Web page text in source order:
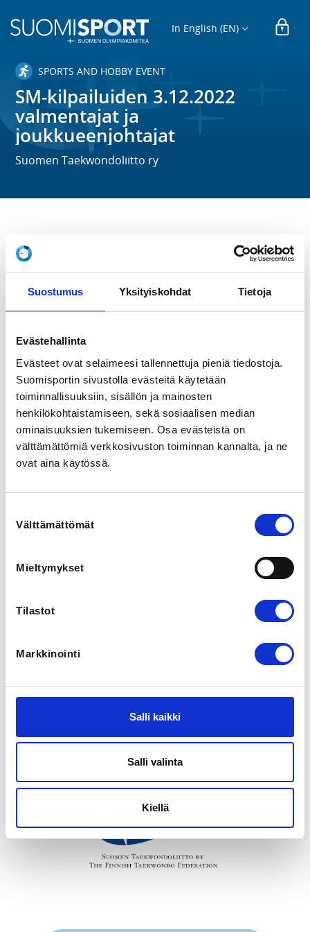
Suostumus Yksityiskohdat Tietoja
Evästehallinta
Evästeet ovat selaimeesi tallennettuja pieniä tiedostoja.
Suomisportin sivustolla evästeitä käytetään
toiminnallisuuksiin, sisällön ja mainosten
henkilökohtaistamiseen, sekä sosiaalisen median
ominaisuuksien tukemiseen. Osa evästeistä on
välttämättömiä verkkosivuston toiminnan kannalta, ja ne
ovat aina käytössä.
valinta
Välttämättömät
Mieltymykset
Tilastot
Markkinointi
Salli kaikki
Salli valinta
Kiellä
In English (EN)
SPORTS AND HOBBY EVENT
SM-kilpailuiden 3.12.2022
valmentajat ja
joukkueenjohtajat
Suomen Taekwondoliitto ry
Sa 3.12.2022
LOCATION
View map
LOCALITY
Turku
SPORTS
Taekwondo
Su 6.11.2022 at 10:45 - We 23.11.2022 at 23:59
maika.gt@gmail.com
ilmoittautuminen tätä kautta. Valmentajilla ja
joukkueenjohtajilla tulee olla voimassa oleva Suomen
Taekwondoliiton lisenssi ja toimitsijasopimus liiton